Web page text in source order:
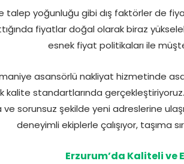
talep yoğunluğu gibi dış faktörler de
fiyatlar doğal olarak biraz
esnek fiyat politikaları ile
asansörlü nakliyat hizmetinde
kalite standartlarında
ve sorunsuz şekilde yeni adreslerine
deneyimli ekiplerle çalışıyor, taşıma
Erzurum’da Kaliteli ve